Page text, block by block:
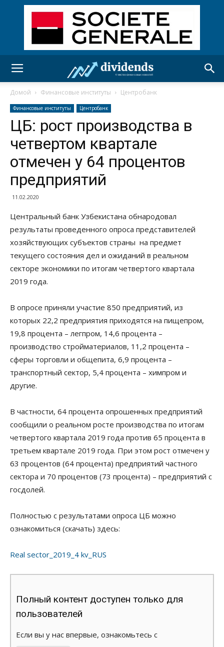
Домой Финансовые институты Центробанк
Финансовые институты Центробанк
ЦБ: рост производства в
четвертом квартале
отмечен у 64 процентов
предприятий
11.02.2020
Центральный банк Узбекистана обнародовал
результаты проведенного опроса представителей
хозяйствующих субъектов страны на предмет
текущего состояния дел и ожиданий в реальном
секторе экономики по итогам четвертого квартала
2019 года.
В опросе приняли участие 850 предприятий, из
которых 22,2 предприятия приходятся на пищепром,
19,8 процента – легпром, 14,6 процента –
производство стройматериалов, 11,2 процента –
сферы торговли и общепита, 6,9 процента –
транспортный сектор, 5,4 процента – химпром и
другие.
В частности, 64 процента опрошенных предприятий
сообщили о реальном росте производства по итогам
четвертого квартала 2019 года против 65 процента в
третьем квартале 2019 года. При этом рост отмечен у
63 процентов (64 процента) предприятий частного
сектора и 70 процентов (73 процента) – предприятий с
госдолей.
Полностью с результатами опроса ЦБ можно
ознакомиться (скачать) здесь:
Real sector_2019_4 kv_RUS
Полный контент доступен только для
пользователей
Если вы у нас впервые, ознакомьтесь с